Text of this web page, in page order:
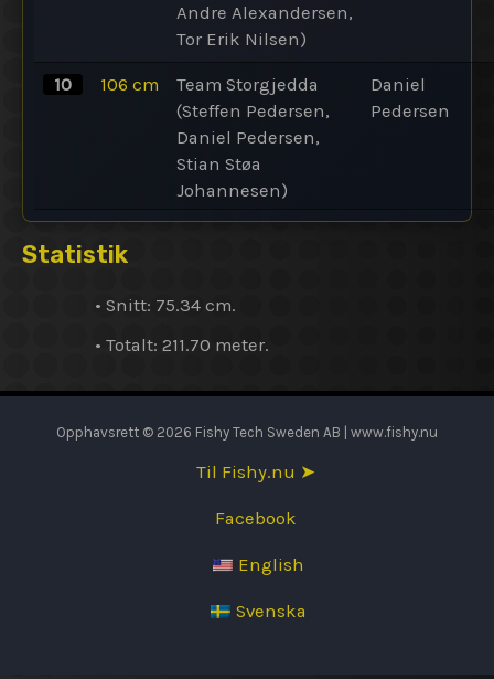
Andre Alexandersen,
Tor Erik Nilsen)
10 106 cm
Team Storgjedda
(Steffen Pedersen,
Daniel Pedersen,
Stian Støa
Johannesen)
Daniel
Pedersen
Statistik
• Snitt: 75.34 cm.
• Totalt: 211.70 meter.
Opphavsrett © 2026 Fishy Tech Sweden AB | www.fishy.nu
Til Fishy.nu ➤
Facebook
English
Svenska